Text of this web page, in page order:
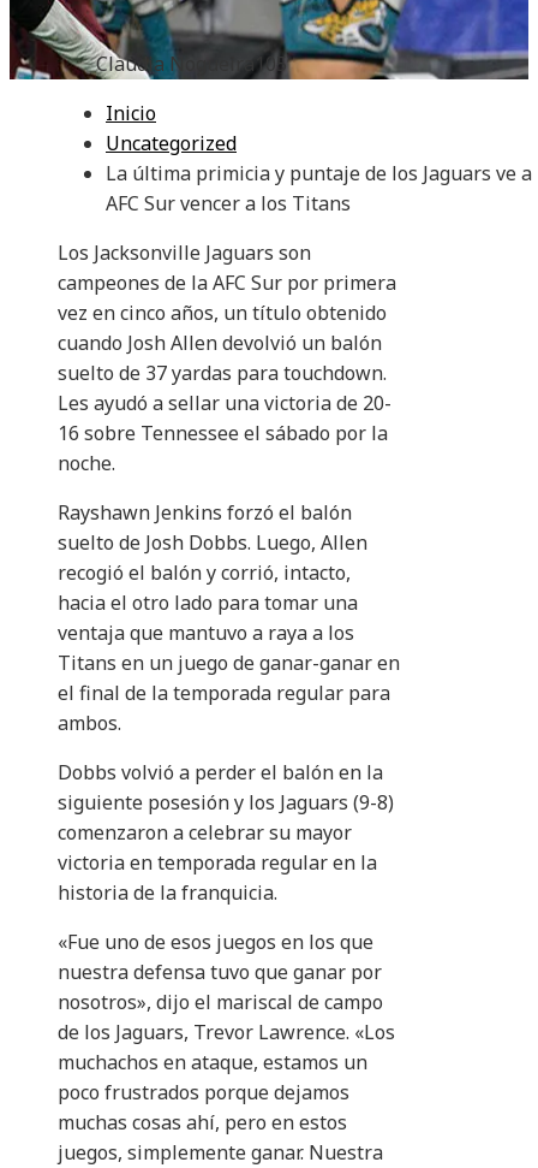
Claudia Nogueira105
Inicio
Uncategorized
La última primicia y puntaje de los Jaguars ve a
AFC Sur vencer a los Titans
Los Jacksonville Jaguars son
campeones de la AFC Sur por primera
vez en cinco años, un título obtenido
cuando Josh Allen devolvió un balón
suelto de 37 yardas para touchdown.
Les ayudó a sellar una victoria de 20-
16 sobre Tennessee el sábado por la
noche.
Rayshawn Jenkins forzó el balón
suelto de Josh Dobbs. Luego, Allen
recogió el balón y corrió, intacto,
hacia el otro lado para tomar una
ventaja que mantuvo a raya a los
Titans en un juego de ganar-ganar en
el final de la temporada regular para
ambos.
Dobbs volvió a perder el balón en la
siguiente posesión y los Jaguars (9-8)
comenzaron a celebrar su mayor
victoria en temporada regular en la
historia de la franquicia.
«Fue uno de esos juegos en los que
nuestra defensa tuvo que ganar por
nosotros», dijo el mariscal de campo
de los Jaguars, Trevor Lawrence. «Los
muchachos en ataque, estamos un
poco frustrados porque dejamos
muchas cosas ahí, pero en estos
juegos, simplemente ganar. Nuestra